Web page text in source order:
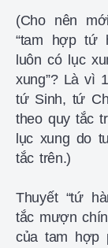
(Cho nên
“tam hợp tứ
luôn có lục
xung”? Là vì
tứ Sinh, tứ
theo quy tắc
lục xung do
tắc trên.)
Thuyết “tứ
tắc mượn
của tam hợp